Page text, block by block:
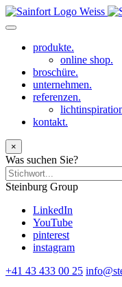
produkte.
online shop.
broschüre.
unternehmen.
referenzen.
kontakt.
×
Was suchen Sie?
Steinburg Group
LinkedIn
YouTube
pinterest
instagram
+41 43 433 00 25